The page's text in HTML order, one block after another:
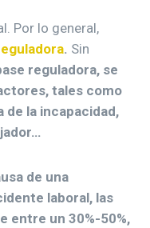
Por lo general,
. Sin
reguladora, se
tales como
de la incapacidad,
de una
laboral, las
entre un 30%-50%,